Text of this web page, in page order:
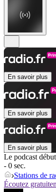
En savoir plus
En savoir plus
En savoir plus
Le podcast
- 0 sec.
Stations de
Écoutez